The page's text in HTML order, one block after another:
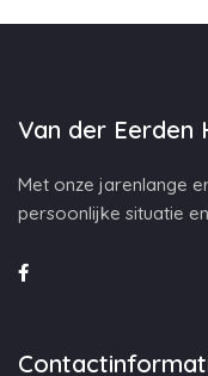
Van der Eerden
Met onze jarenlange
persoonlijke situatie